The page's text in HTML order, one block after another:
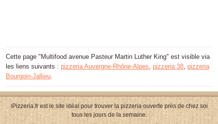
Cette page "Multifood avenue Pasteur Martin Luther King" est visible via
les liens suivants : pizzeria Auvergne-Rhône-Alpes pizzeria 38 pizzeria
Bourgoin-Jallieu
iPizzeria.fr est le site idéal pour trouver la pizzeria ouverte près de chez soi
tous les jours de la semaine.